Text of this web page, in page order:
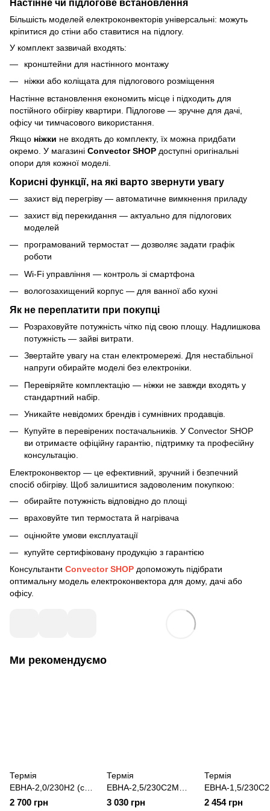
Настінне чи підлогове встановлення
Більшість моделей електроконвекторів універсальні: можуть
кріпитися до стіни або ставитися на підлогу.
У комплект зазвичай входять:
кронштейни для настінного монтажу
ніжки або коліщата для підлогового розміщення
Настінне встановлення економить місце і підходить для
постійного обігріву квартири. Підлогове — зручне для дачі,
офісу чи тимчасового використання.
Якщо ніжки не входять до комплекту, їх можна придбати
окремо. У магазині Convector SHOP доступні оригінальні
опори для кожної моделі.
Корисні функції, на які варто звернути увагу
захист від перегріву — автоматичне вимкнення приладу
захист від перекидання — актуально для підлогових
моделей
програмований термостат — дозволяє задати графік
роботи
Wi-Fi управління — контроль зі смартфона
вологозахищений корпус — для ванної або кухні
Як не переплатити при покупці
Розраховуйте потужність чітко під свою площу. Надлишкова
потужність — зайві витрати.
Звертайте увагу на стан електромережі. Для нестабільної
напруги обирайте моделі без електроніки.
Перевіряйте комплектацію — ніжки не завжди входять у
стандартний набір.
Уникайте невідомих брендів і сумнівних продавців.
Купуйте в перевірених постачальників. У Convector SHOP
ви отримаєте офіційну гарантію, підтримку та професійну
консультацію.
Електроконвектор — це ефективний, зручний і безпечний
спосіб обігріву. Щоб залишитися задоволеним покупкою:
обирайте потужність відповідно до площі
враховуйте тип термостата й нагрівача
оцінюйте умови експлуатації
купуйте сертифіковану продукцію з гарантією
Консультанти Convector SHOP допоможуть підібрати
оптимальну модель електроконвектора для дому, дачі або
офісу.
Ми рекомендуємо
Термія
ЕВНА-2,0/230Н2 (сш)
конвектор
2 700 грн
Термія
ЕВНА-2,5/230С2М
(си) конвектор
3 030 грн
Термія
ЕВНА-1,5/
(се) конвектор
2 454 грн